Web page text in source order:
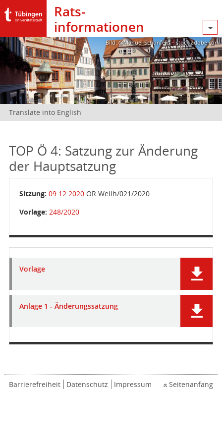
Rats­
informationen
Bild: @Manuel Schönfeld – stock.adobe.com
Translate into English
TOP Ö 4: Satzung zur Änderung
der Hauptsatzung
Sitzung: 09.12.2020OR Weilh/021/2020
Vorlage: 248/2020
Vorlage
Anlage 1 - Änderungssatzung
Barrierefreiheit Datenschutz Impressum Seitenanfang